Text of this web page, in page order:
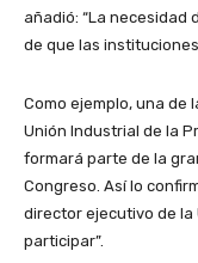
añadió: “La
de que las
Como ejemplo, una de
Unión Industrial de la
formará parte de la
Congreso. Así lo
director ejecutivo de la
participar”.